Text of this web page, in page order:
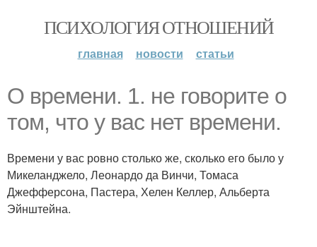
ПСИХОЛОГИЯ ОТНОШЕНИЙ
главная новости статьи
О времени. 1. не говорите о
том, что у вас нет времени.
Времени у вас ровно столько же, сколько его было у
Микеланджело, Леонардо да Винчи, Томаса
Джефферсона, Пастера, Хелен Келлер, Альберта
Эйнштейна.